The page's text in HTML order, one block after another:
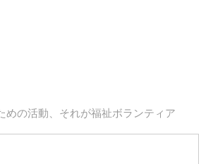
めの活動、それが福祉ボランティア